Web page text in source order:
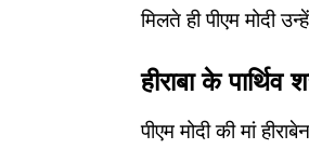
मिलते ही पीएम मोदी
हीराबा के
पीएम मोदी की मां